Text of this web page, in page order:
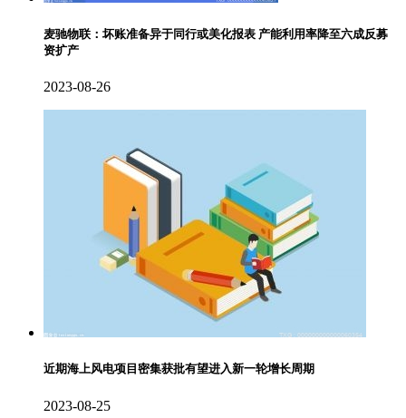
麦驰物联：坏账准备异于同行或美化报表 产能利用率降至六成反募
资扩产
2023-08-26
近期海上风电项目密集获批有望进入新一轮增长周期
2023-08-25